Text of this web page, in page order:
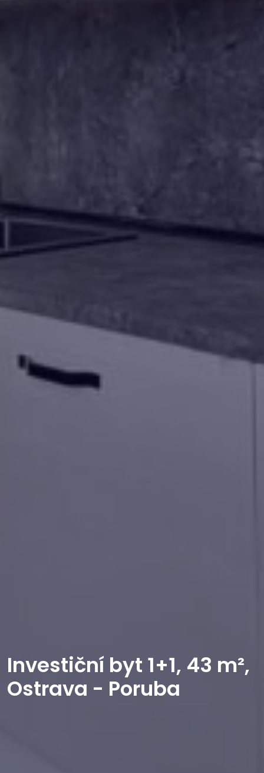
Investiční byt 1+1, 43 m²,
Ostrava - Poruba